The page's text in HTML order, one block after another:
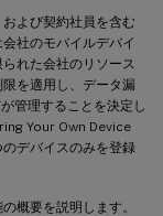
よび契約社員を含む
社のモバイルデバイ
れた会社のリソース
を適用し、データ漏
管理することを決定し
Your Own Device
デバイスのみを登録
概要を説明します。